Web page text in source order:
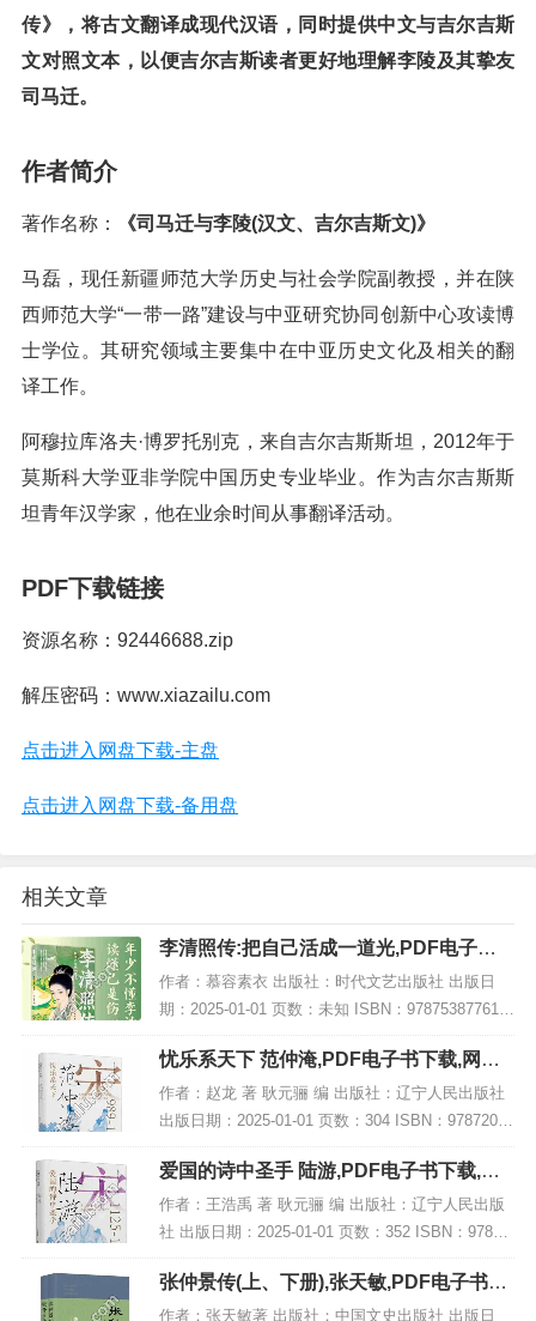
传》，将古文翻译成现代汉语，同时提供中文与吉尔吉斯
文对照文本，以便吉尔吉斯读者更好地理解李陵及其挚友
司马迁。
作者简介
著作名称： 《司马迁与李陵(汉文、吉尔吉斯文)》
马磊，现任新疆师范大学历史与社会学院副教授，并在陕
西师范大学“一带一路”建设与中亚研究协同创新中心攻读博
士学位。其研究领域主要集中在中亚历史文化及相关的翻
译工作。
阿穆拉库洛夫·博罗托别克，来自吉尔吉斯斯坦，2012年于
莫斯科大学亚非学院中国历史专业毕业。作为吉尔吉斯斯
坦青年汉学家，他在业余时间从事翻译活动。
PDF下载链接
资源名称：92446688.zip
解压密码：www.xiazailu.com
点击进入网盘下载-主盘
点击进入网盘下载-备用盘
相关文章
李清照传:把自己活成一道光,PDF电子书
网盘下载
作者：慕容素衣 出版社：时代文艺出版社 出版日
期：2025-01-01 页数：未知 ISBN：978753877619
5 电子书大小：208MB [高清扫描版PDF格式] 内容
简介 在文学史...
忧乐系天下 范仲淹,PDF电子书下载,网盘
资源
作者：赵龙 著 耿元骊 编 出版社：辽宁人民出版社
出版日期：2025-01-01 页数：304 ISBN：97872051
11489 电子书大小：234MB [高清扫描版PDF格式]
内容...
爱国的诗中圣手 陆游,PDF电子书下载,网
盘资源
作者：王浩禹 著 耿元骊 编 出版社：辽宁人民出版
社 出版日期：2025-01-01 页数：352 ISBN：97872
05111564 电子书大小：256MB [高清扫描版PDF格
式] 内...
张仲景传(上、下册),张天敏,PDF电子书下
载,网盘资源
作者：张天敏著 出版社：中国文史出版社 出版日